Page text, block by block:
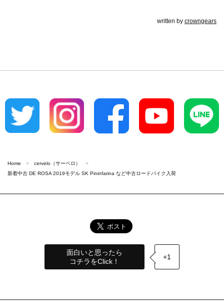
written by crowngears
Home
cervelo（サーベロ）
新着中古 DE ROSA 2019モデル SK Pininfarina など中古ロードバイク入荷
面白いと思ったら
コチラをClick！
+1